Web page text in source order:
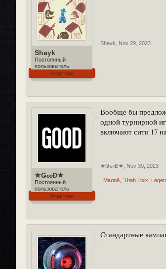
Shayk
Постоянный
пользователь
Участник
Shayk Nov 29, 2023
★ǤℴℴĐ★
Постоянный
пользователь
Участник
Вообще бы
одной турнирной
включают сити 17
★ǤℴℴĐ★ Nov 30, 2023
Малой `Utah Lisix
Стандартные